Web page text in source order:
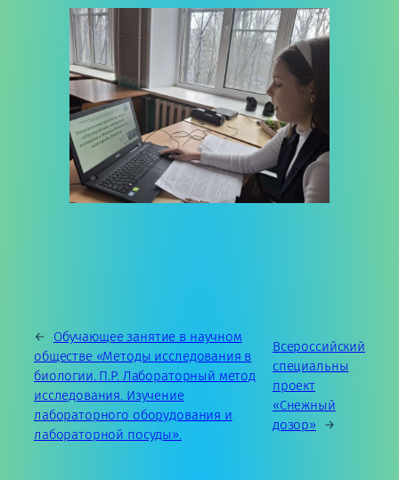
←
Обучающее занятие в научном
обществе «Методы исследования в
биологии. П.Р. Лабораторный метод
исследования. Изучение
лабораторного оборудования и
лабораторной посуды».
Всероссийский
специальны
проект
«Снежный
дозор»
→